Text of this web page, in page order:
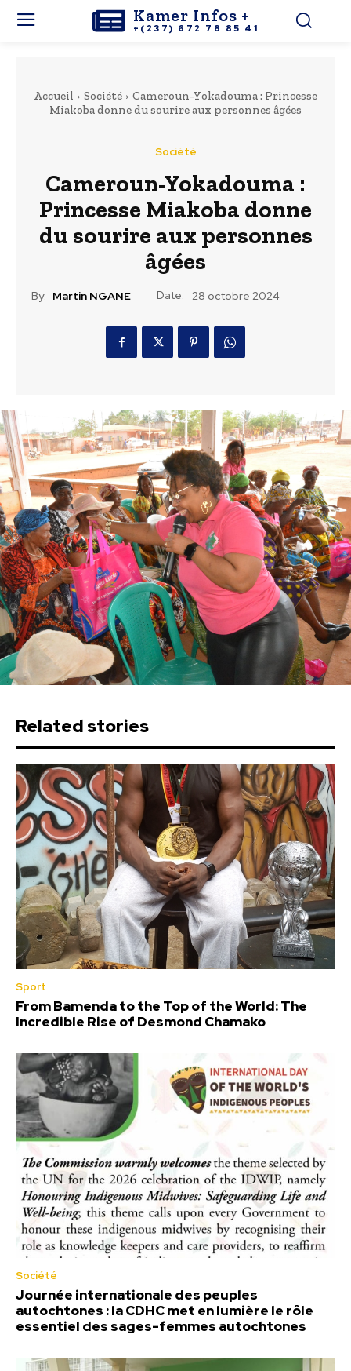
Kamer Infos +
+(237) 672 78 85 41
Accueil Société
Cameroun-Yokadouma : Princesse
Miakoba donne du sourire aux personnes âgées
Société
Cameroun-Yokadouma :
Princesse Miakoba donne
du sourire aux personnes
âgées
By: Martin NGANE Date: 28 octobre 2024
Related stories
Sport
From Bamenda to the Top of the World: The
Incredible Rise of Desmond Chamako
Société
Journée internationale des peuples
autochtones : la CDHC met en lumière le rôle
essentiel des sages-femmes autochtones